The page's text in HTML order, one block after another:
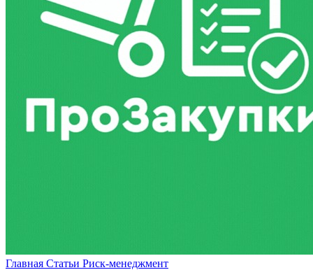
Главная Статьи Риск-менеджмент